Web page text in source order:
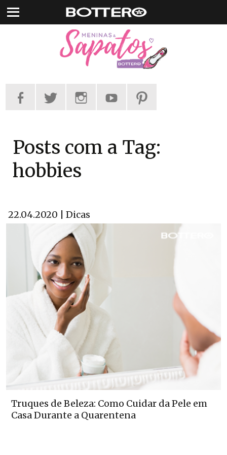
Pular
para
Posts com a Tag:
hobbies
22.04.2020 | Dicas
Truques de Beleza: Como Cuidar da Pele em
Casa Durante a Quarentena